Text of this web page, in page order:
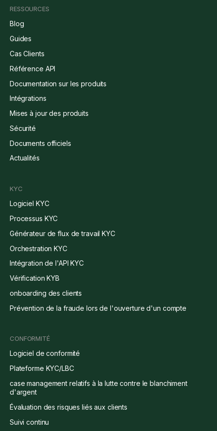
RESSOURCES
Blog
Guides
Cas Clients
Référence API
Documentation sur les produits
Intégrations
Mises à jour des produits
Sécurité
Documents officiels
Actualités
KYC
Logiciel KYC
Processus KYC
Générateur de flux de travail KYC
Orchestration KYC
Intégration de l'API KYC
Vérification KYB
onboarding des clients
Prévention de la fraude lors de l'ouverture d'un compte
CONFORMITÉ
Logiciel de conformité
Plateforme KYC/LBC
case management relatifs à la lutte contre le blanchiment
d'argent
Évaluation des risques liés aux clients
Suivi continu